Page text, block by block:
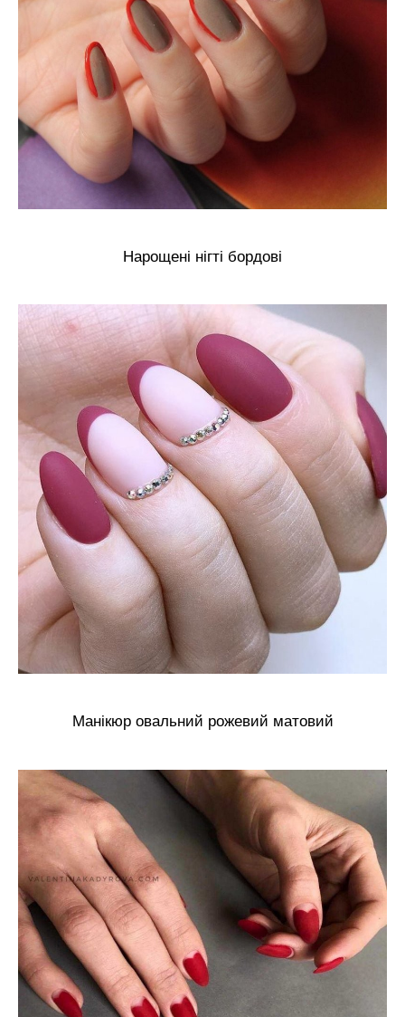
Нарощені нігті бордові
Манікюр овальний рожевий матовий